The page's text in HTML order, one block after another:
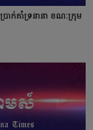
ាក់គាំទ្រនានា ខណៈក្រុម